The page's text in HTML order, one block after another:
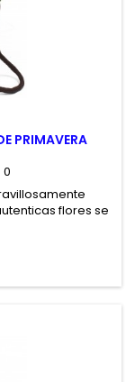
PRIMAVERA
0
flores se
ocasión.